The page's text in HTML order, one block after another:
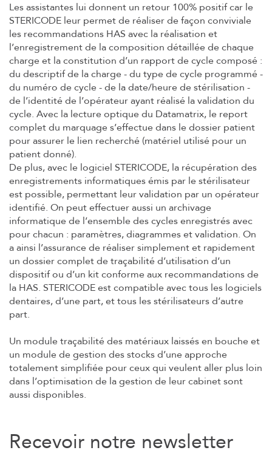
Les assistantes lui donnent un retour 100% positif car le
STERICODE leur permet de réaliser de façon conviviale
les recommandations HAS avec la réalisation et
l’enregistrement de la composition détaillée de chaque
charge et la constitution d’un rapport de cycle composé :
du descriptif de la charge - du type de cycle programmé -
du numéro de cycle - de la date/heure de stérilisation -
de l’identité de l’opérateur ayant réalisé la validation du
cycle. Avec la lecture optique du Datamatrix, le report
complet du marquage s’effectue dans le dossier patient
pour assurer le lien recherché (matériel utilisé pour un
patient donné).
De plus, avec le logiciel STERICODE, la récupération des
enregistrements informatiques émis par le stérilisateur
est possible, permettant leur validation par un opérateur
identifié. On peut effectuer aussi un archivage
informatique de l’ensemble des cycles enregistrés avec
pour chacun : paramètres, diagrammes et validation. On
a ainsi l’assurance de réaliser simplement et rapidement
un dossier complet de traçabilité d’utilisation d’un
dispositif ou d’un kit conforme aux recommandations de
la HAS. STERICODE est compatible avec tous les logiciels
dentaires, d’une part, et tous les stérilisateurs d’autre
part.
Un module traçabilité des matériaux laissés en bouche et
un module de gestion des stocks d’une approche
totalement simplifiée pour ceux qui veulent aller plus loin
dans l’optimisation de la gestion de leur cabinet sont
aussi disponibles.
Recevoir notre newsletter